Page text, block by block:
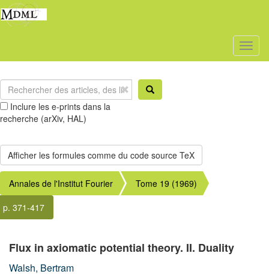
Inclure les e-prints dans la
recherche (arXiv, HAL)
Annales de l'Institut Fourier
Tome 19 (1969)
p. 371-417
Flux in axiomatic potential theory. II. Duality
Walsh, Bertram